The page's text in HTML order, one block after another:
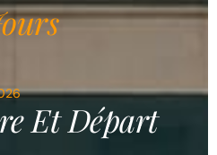
Et Départ